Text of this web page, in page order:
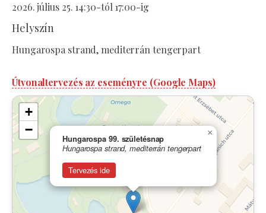
2026. július 25. 14:30-tól 17:00-ig
Helyszín
Hungarospa strand, mediterrán tengerpart
Útvonaltervezés az eseményre (Google Maps)
Hungarospa 99. születésnap
Hungarospa strand, mediterrán tengerpart
Tervezés ide
×
+
−